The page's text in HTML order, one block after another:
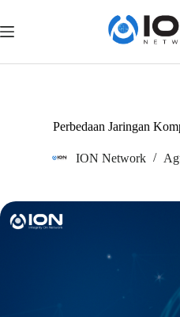
content
Perbedaan Jaringan
ION Network